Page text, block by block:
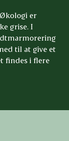
er
grise. I
til at give et
findes i flere